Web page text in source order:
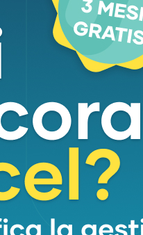
il 51% degli
noto. Il 37% pensa
operativo della
nell’immaginario
niente
per il proprio futuro,